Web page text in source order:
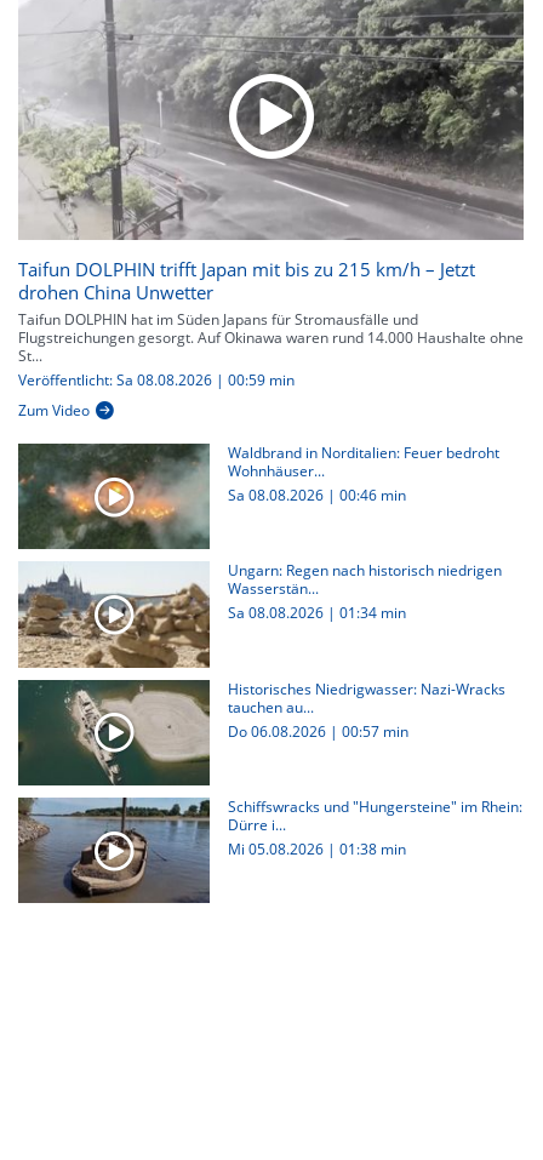
Taifun DOLPHIN trifft Japan mit bis zu 215 km/h – Jetzt
drohen China Unwetter
Taifun DOLPHIN hat im Süden Japans für Stromausfälle und
Flugstreichungen gesorgt. Auf Okinawa waren rund 14.000 Haushalte ohne
St...
Veröffentlicht: Sa 08.08.2026 | 00:59 min
Zum Video
Waldbrand in Norditalien: Feuer bedroht
Wohnhäuser...
Sa 08.08.2026 | 00:46 min
Ungarn: Regen nach historisch niedrigen
Wasserstän...
Sa 08.08.2026 | 01:34 min
Historisches Niedrigwasser: Nazi-Wracks
tauchen au...
Do 06.08.2026 | 00:57 min
Schiffswracks und "Hungersteine" im Rhein:
Dürre i...
Mi 05.08.2026 | 01:38 min